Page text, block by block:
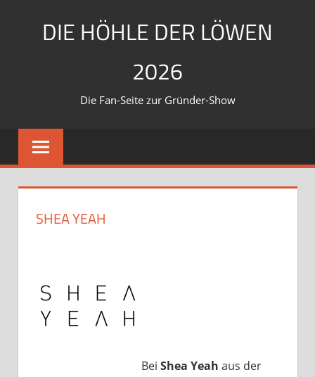
DIE HÖHLE DER LÖWEN
2026
Die Fan-Seite zur Gründer-Show
SHEA YEAH
Bei Shea Yeah aus der